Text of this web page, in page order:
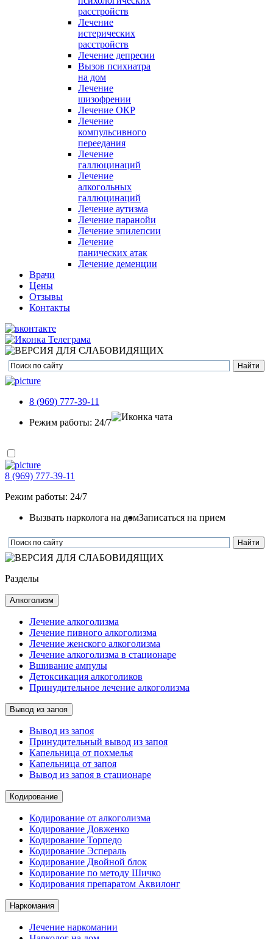
расстройств
Лечение
истерических
расстройств
Лечение депресии
Вызов психиатра
на дом
Лечение
шизофрении
Лечение ОКР
Лечение
компульсивного
переедания
Лечение
галлюцинаций
Лечение
алкогольных
галлюцинаций
Лечение аутизма
Лечение паранойи
Лечение эпилепсии
Лечение
панических атак
Лечение деменции
Врачи
Цены
Отзывы
Контакты
8 (969) 777-39-11
Режим работы: 24/7
8 (969) 777-39-11
Режим работы: 24/7
Вызвать нарколога на домЗаписаться на прием
Разделы
Алкоголизм
Лечение алкоголизма
Лечение пивного алкоголизма
Лечение женского алкоголизма
Лечение алкоголизма в стационаре
Вшивание ампулы
Детоксикация алкоголиков
Принудительное лечение алкоголизма
Вывод из запоя
Вывод из запоя
Принудительный вывод из запоя
Капельница от похмелья
Капельница от запоя
Вывод из запоя в стационаре
Кодирование
Кодирование от алкоголизма
Кодирование Довженко
Кодирование Торпедо
Кодирование Эспераль
Кодирование Двойной блок
Кодирование по методу Шичко
Кодирования препаратом Аквилонг
Наркомания
Лечение наркомании